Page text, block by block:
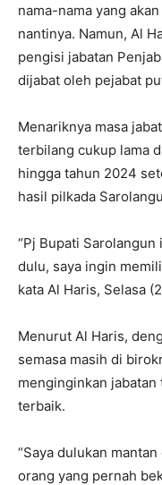
nama-nama yang
nantinya. Namun, Al
pengisi jabatan
dijabat oleh pejabat
Menariknya masa
terbilang cukup lama
hingga tahun 2024
hasil pilkada
“Pj Bupati
dulu, saya ingin
kata Al Haris, Selasa
Menurut Al Haris,
semasa masih di
menginginkan
terbaik.
“Saya dulukan
orang yang pernah